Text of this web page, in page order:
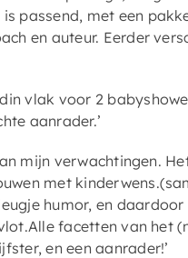
passend, met een
en auteur. Eerder
vlak voor 2
aanrader.’
mijn verwachtingen.
met
humor, en
facetten van het
en een aanrader!’